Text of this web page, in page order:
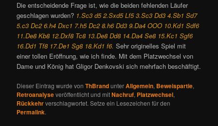
Die entscheidende Frage ist, wie die beiden fehlenden Läufer
geschlagen wurden? 1.Sc3 d5 2.Sxd5 Lf5 3.Sc3 Dd3 4.Sb1 Sd7
5.c3 Dc2 6.h4 Dxc1 7.h5 Dc2 8.h6 Dd3 9.Da4 OOO 10.Kd1 Sdf6
11.De8 Kb8 12.Dxf8 Tc8 13.De8 Dd8 14.Da4 Se8 15.Kc1 Sgf6
16.Dd1 Tf8 17.De1 Sg8 18.Kd1 f6. Sehr originelles Spiel mit
einer tollen Eröffnung, wie ich finde. Mit dem Platzwechsel von
Dame und König hat Gligor Denkovski sich mehrfach beschäftigt.
Dieser Eintrag wurde vonThBrandunterAllgemein, Beweispartie,
Retroanalyseveröffentlicht und mitNachruf, Platzwechsel,
Rückkehrverschlagwortet. Setze ein Lesezeichen für den
Permalink.